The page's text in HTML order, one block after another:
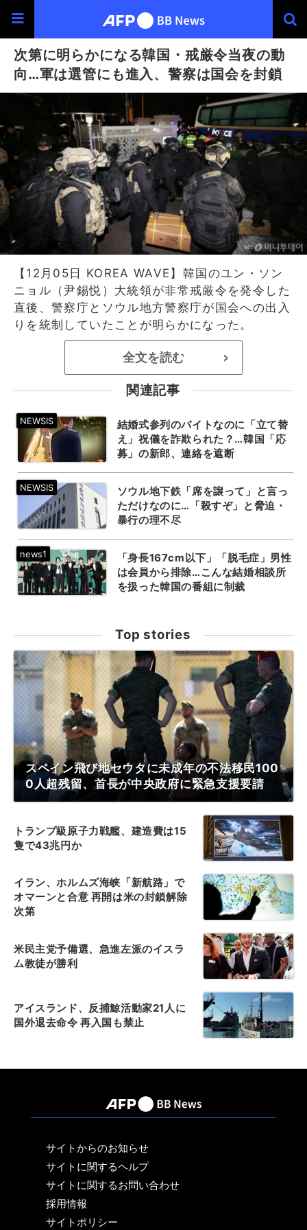
次第に明らかになる韓国・戒厳令当夜の動
向…軍は選管にも進入、警察は国会を封鎖
【12月05日 KOREA WAVE】韓国のユン・ソン
ニョル（尹錫悦）大統領が非常戒厳令を発令した
直後、警察庁とソウル地方警察庁が国会への出入
りを統制していたことが明らかになった。
全文を読む >
関連記事
結婚式参列のバイトなのに「立て替
え」祝儀を詐欺られた？…韓国「応
募」の新郎、連絡を遮断
ソウル地下鉄「席を譲って」と言っ
ただけなのに…「殺すぞ」と脅迫・
暴行の理不尽
「身長167cm以下」「脱毛症」男性
は会員から排除…こんな結婚相談所
を扱った韓国の番組に制裁
Top stories
スペイン飛び地セウタに未成年の不法移民100
0人超残留、首長が中央政府に緊急支援要請
トランプ級原子力戦艦、建造費は15
隻で43兆円か
イラン、ホルムズ海峡「新航路」で
オマーンと合意 再開は米の封鎖解除
次第
米民主党予備選、急進左派のイスラ
ム教徒が勝利
アイスランド、反捕鯨活動家21人に
国外退去命令 再入国も禁止
サイトからのお知らせ
サイトに関するヘルプ
サイトに関するお問い合わせ
採用情報
サイトポリシー